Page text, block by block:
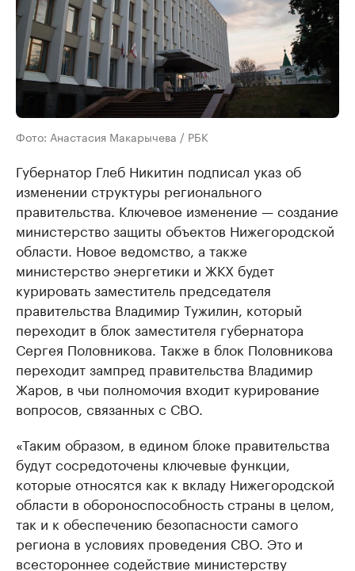
Фото: Анастасия Макарычева / РБК
Губернатор Глеб Никитин подписал указ об
изменении структуры регионального
правительства. Ключевое изменение — создание
министерство защиты объектов Нижегородской
области. Новое ведомство, а также
министерство энергетики и ЖКХ будет
курировать заместитель председателя
правительства Владимир Тужилин, который
переходит в блок заместителя губернатора
Сергея Половникова. Также в блок Половникова
переходит зампред правительства Владимир
Жаров, в чьи полномочия входит курирование
вопросов, связанных с СВО.
«Таким образом, в едином блоке правительства
будут сосредоточены ключевые функции,
которые относятся как к вкладу Нижегородской
области в обороноспособность страны в целом,
так и к обеспечению безопасности самого
региона в условиях проведения СВО. Это и
всестороннее содействие министерству